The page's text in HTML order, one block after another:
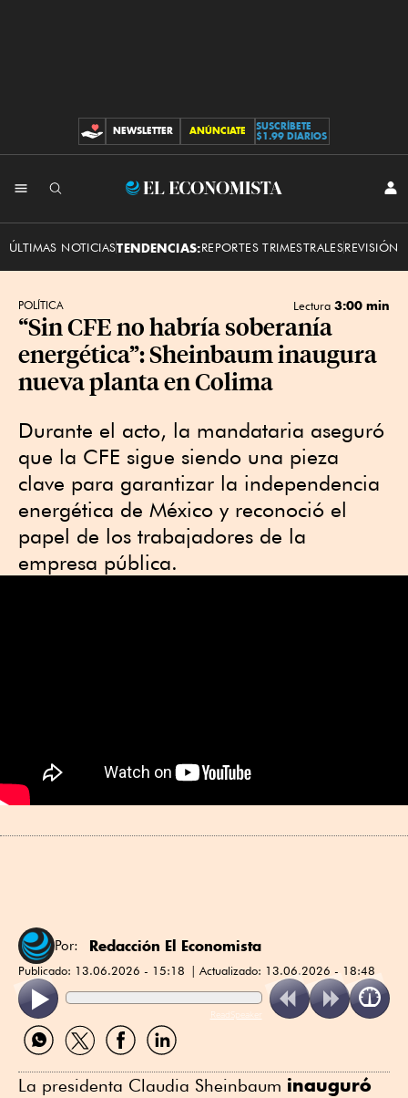
CONTRIBUCIONES
NEWSLETTER ANÚNCIATE
SUSCRÍBETE
$1.99 DIARIOS
El
ÚLTIMAS NOTICIASTENDENCIAS:REPORTES TRIMESTRALESREVISIÓN
POLÍTICA Lectura 3:00 min
“Sin CFE no habría soberanía
energética”: Sheinbaum inaugura
nueva planta en Colima
Durante el acto, la mandataria aseguró
que la CFE sigue siendo una pieza
clave para garantizar la independencia
energética de México y reconoció el
papel de los trabajadores de la
empresa pública.
Por: Redacción El Economista
Publicado: 13.06.2026 - 15:18 Actualizado: 13.06.2026 - 18:48
ReadSpeaker
Compartir
por
Compartir
por
Compartir
por
Compartir
por
La presidenta Claudia Sheinbaum inauguró